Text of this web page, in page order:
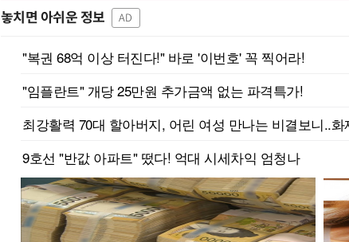
놓치면 아쉬운 정보 AD